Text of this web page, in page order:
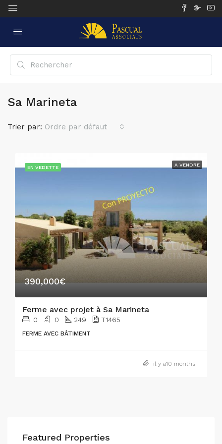
Sa Marineta
Trier par: Ordre par défaut
EN VEDETTE A VENDRE
390,000€
Ferme avec projet à Sa Marineta
0 0 249 T1465
FERME AVEC BÂTIMENT
il y a10 months
Featured Properties